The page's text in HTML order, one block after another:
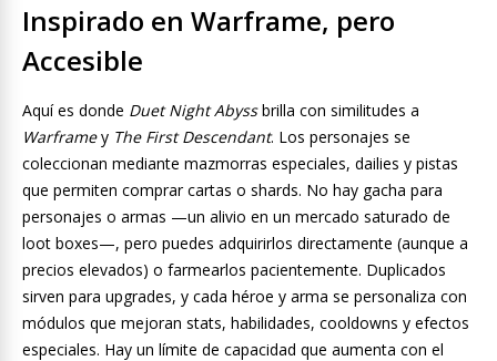
Inspirado en Warframe, pero
Accesible
Aquí es donde Duet Night Abyssbrilla con similitudes a
Warframey The First Descendant. Los personajes se
coleccionan mediante mazmorras especiales, dailies y pistas
que permiten comprar cartas o shards. No hay gacha para
personajes o armas —un alivio en un mercado saturado de
loot boxes—, pero puedes adquirirlos directamente (aunque a
precios elevados) o farmearlos pacientemente. Duplicados
sirven para upgrades, y cada héroe y arma se personaliza con
módulos que mejoran stats, habilidades, cooldowns y efectos
especiales. Hay un límite de capacidad que aumenta con el